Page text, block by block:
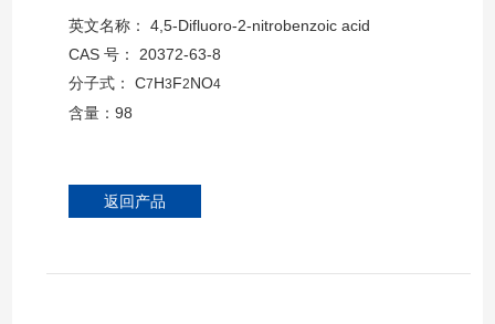
英文名称： 4,5-Difluoro-2-nitrobenzoic acid
CAS 号： 20372-63-8
分子式： C7H3F2NO4
含量：98
返回产品